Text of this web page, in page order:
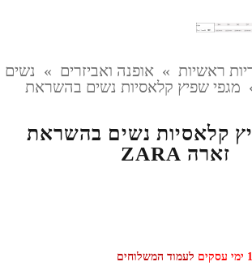
ראשיות » אופנה ואביזרים » נשים
מגפי שפיץ קלאסיות נשים בהשראת
קלאסיות נשים בהשראת
זארה ZARA
לעמוד המשלוחים